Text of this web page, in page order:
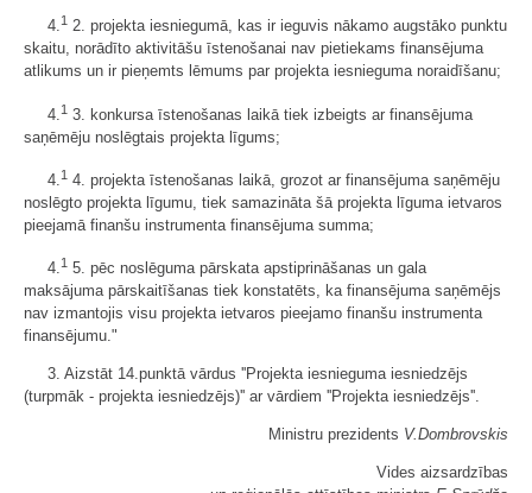
4.1 2. projekta iesniegumā, kas ir ieguvis nākamo augstāko punktu
skaitu, norādīto aktivitāšu īstenošanai nav pietiekams finansējuma
atlikums un ir pieņemts lēmums par projekta iesnieguma noraidīšanu;
4. 1 3. konkursa īstenošanas laikā tiek izbeigts ar finansējuma
saņēmēju noslēgtais projekta līgums;
4. 1 4. projekta īstenošanas laikā, grozot ar finansējuma saņēmēju
noslēgto projekta līgumu, tiek samazināta šā projekta līguma ietvaros
pieejamā finanšu instrumenta finansējuma summa;
4.1 5. pēc noslēguma pārskata apstiprināšanas un gala
maksājuma pārskaitīšanas tiek konstatēts, ka finansējuma saņēmējs
nav izmantojis visu projekta ietvaros pieejamo finanšu instrumenta
finansējumu."
3. Aizstāt 14.punktā vārdus ''Projekta iesnieguma iesniedzējs
(turpmāk - projekta iesniedzējs)'' ar vārdiem ''Projekta iesniedzējs''.
Ministru prezidents V.Dombrovskis
Vides aizsardzības